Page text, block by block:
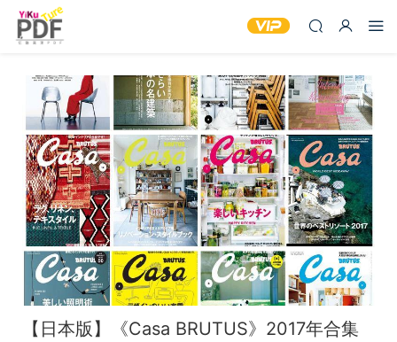
【日本版】《Casa BRUTUS》2017年合集